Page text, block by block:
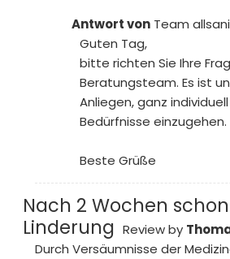
Antwort von Team
Guten Tag,
bitte richten Sie Ihre
Beratungsteam. Es ist
Anliegen, ganz
Bedürfnisse einzugehen.
Beste Grüße
Nach 2 Wochen
Linderung Review by
Durch Versäumnisse der